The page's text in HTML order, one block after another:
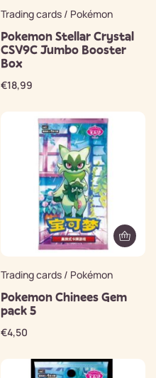
Trading cards / Pokémon
Pokemon Stellar Crystal
CSV9C Jumbo Booster
Box
€18,99
Trading cards / Pokémon
Pokemon Chinees Gem
pack 5
€4,50